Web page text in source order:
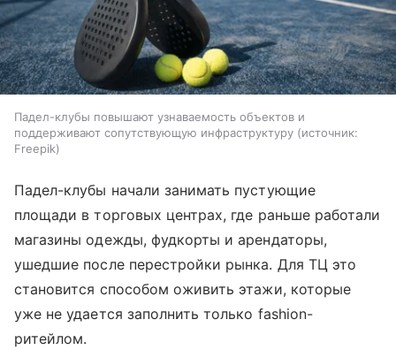
Падел-клубы повышают узнаваемость объектов и
поддерживают сопутствующую инфраструктуру
источник:
Freepik
Падел-клубы начали занимать пустующие
площади в торговых центрах, где раньше работали
магазины одежды, фудкорты и арендаторы,
ушедшие после перестройки рынка. Для ТЦ это
становится способом оживить этажи, которые
уже не удается заполнить только fashion-
ритейлом.